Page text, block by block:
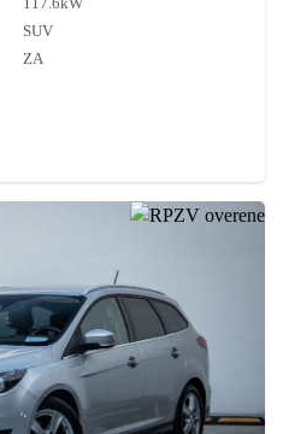
SUV
ZA